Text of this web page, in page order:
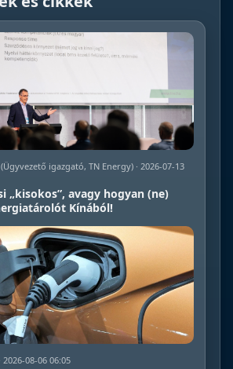
(Ügyvezető igazgató, TN Energy) · 2026-07-13
„kisokos”, avagy hogyan (ne)
Kínából!
2026-08-06 06:05